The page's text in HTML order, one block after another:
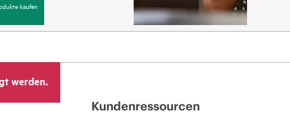
kaufen
werden.
Kundenressourcen